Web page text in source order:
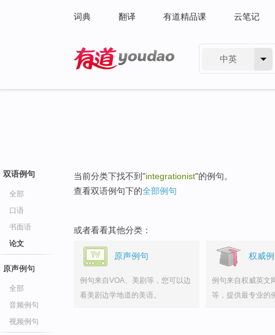
词典 翻译 有道精品课 云笔记
中英
双语例句
全部
口语
书面语
论文
原声例句
全部
音频例句
视频例句
当前分类下找不到"integrationist"的例句。
查看双语例句下的全部例句
或者看看其他分类：
原声例句
例句来自VOA、美剧等，您可以边
看美剧边学地道的美语。
权威
例句来自权威英文
等，提供最专业的